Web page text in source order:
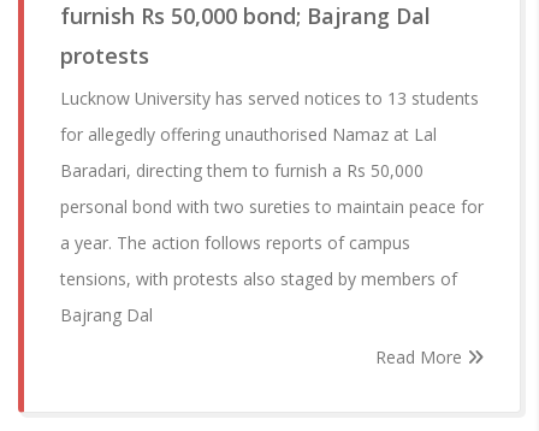
furnish Rs 50,000 bond; Bajrang Dal
protests
Lucknow University has served notices to 13 students
for allegedly offering unauthorised Namaz at Lal
Baradari, directing them to furnish a Rs 50,000
personal bond with two sureties to maintain peace for
a year. The action follows reports of campus
tensions, with protests also staged by members of
Bajrang Dal
Read More